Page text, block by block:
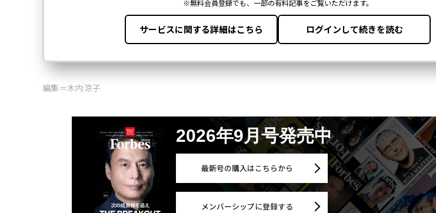
編集＝木内涼子
2026年9月号発売中
最新号の購入はこちらから
メンバーシップに登録する